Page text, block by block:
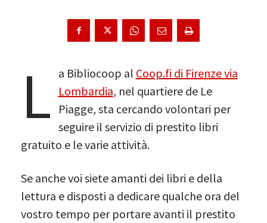
L a Bibliocoop al Coop.fi di Firenze via
Lombardia, nel quartiere de Le
Piagge, sta cercando volontari per
seguire il servizio di prestito libri
gratuito e le varie attività.
Se anche voi siete amanti dei libri e della
lettura e disposti a dedicare qualche ora del
vostro tempo per portare avanti il prestito